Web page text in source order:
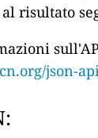
risultato
json-